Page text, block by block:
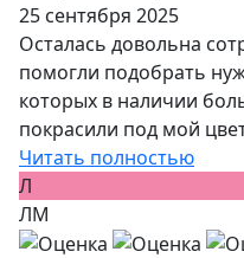
25 сентября 2025
Осталась довольна
помогли подобрать
которых в наличии
покрасили под мой
Читать полностью
Л
ЛМ